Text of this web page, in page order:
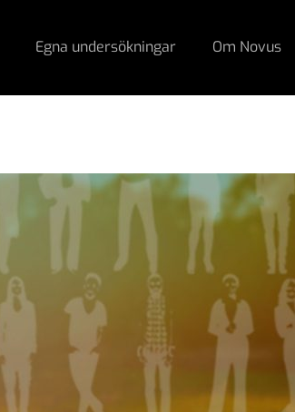
Egna undersökningar Om Novus